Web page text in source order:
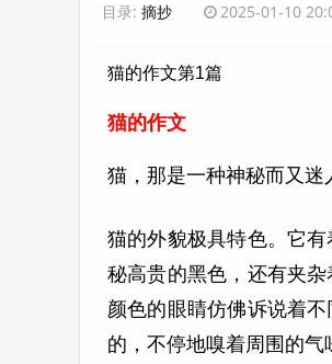
目录: 摘抄 2025-01-10
猫的作文第1篇
猫的作文
猫，那是一种神秘而又迷
猫的外貌极具特色。它
秘高贵的黑色，还有夹
颜色的眼睛仿佛诉说着
的，不停地嗅着周围的气